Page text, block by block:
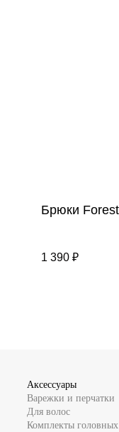
Брюки Forest
1 390 ₽
Аксессуары
Варежки и перчатки
Для волос
Комплекты